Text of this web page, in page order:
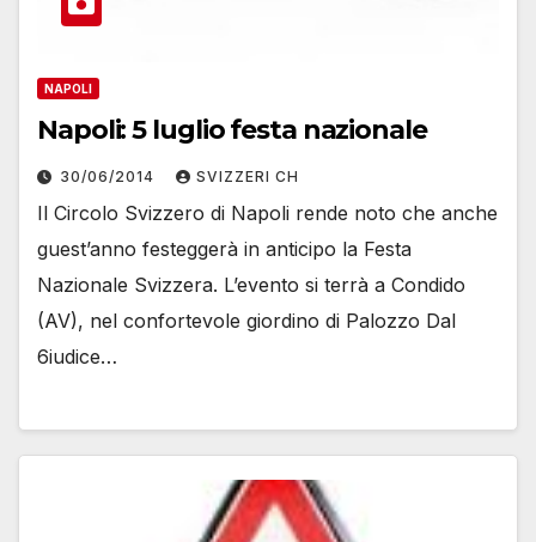
NAPOLI
Napoli: 5 luglio festa nazionale
30/06/2014 SVIZZERI CH
Il Circolo Svizzero di Napoli rende noto che anche
guest’anno festeggerà in anticipo la Festa
Nazionale Svizzera. L’evento si terrà a Condido
(AV), nel confortevole giordino di Palozzo Dal
6iudice…